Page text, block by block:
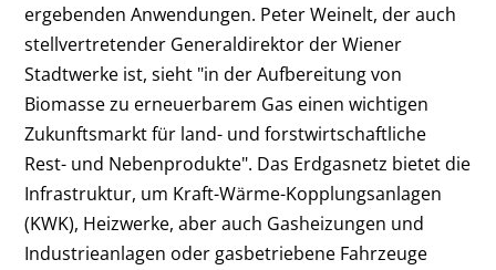
ergebenden Anwendungen. Peter Weinelt, der auch
stellvertretender Generaldirektor der Wiener
Stadtwerke ist, sieht "in der Aufbereitung von
Biomasse zu erneuerbarem Gas einen wichtigen
Zukunftsmarkt für land- und forstwirtschaftliche
Rest- und Nebenprodukte". Das Erdgasnetz bietet die
Infrastruktur, um Kraft-Wärme-Kopplungsanlagen
(KWK), Heizwerke, aber auch Gasheizungen und
Industrieanlagen oder gasbetriebene Fahrzeuge